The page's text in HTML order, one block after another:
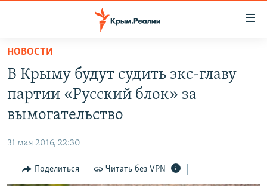
Вернуться
основному
содержанию
Вернутся
главной
Вернутся
СПЕЦПРОЕКТЫ
11 ЛЕТ ОККУПАЦИИ КРЫМА. 11 ИСТОРИЙ СОПРОТИВЛЕНИЯ
ВОДА
ЕЩЕ
ИНТЕРАКТИВ
РАДІО СВОБОДА
НОВОСТИ
В Крыму будут судить экс-главу
партии «Русский блок» за
вымогательство
31 мая 2016, 22:30
Поделиться Читать без VPN